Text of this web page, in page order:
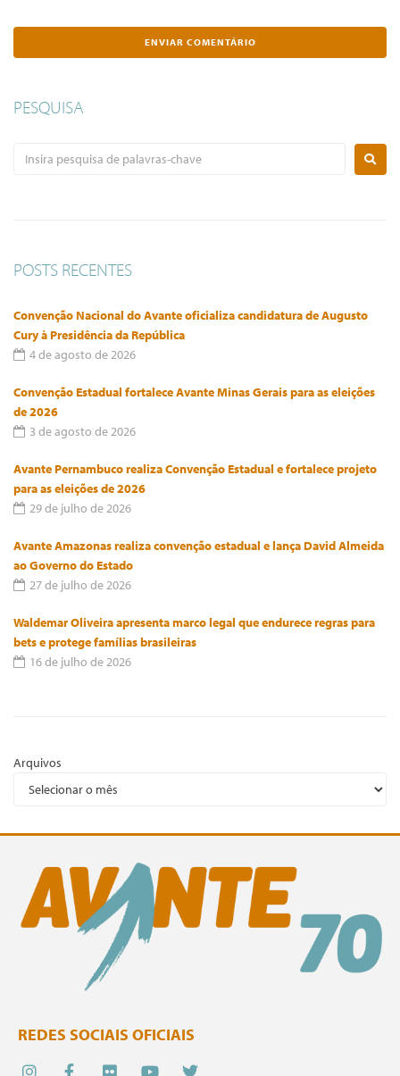
PESQUISA
POSTS RECENTES
Convenção Nacional do Avante oficializa candidatura de Augusto
Cury à Presidência da República
4 de agosto de 2026
Convenção Estadual fortalece Avante Minas Gerais para as eleições
de 2026
3 de agosto de 2026
Avante Pernambuco realiza Convenção Estadual e fortalece projeto
para as eleições de 2026
29 de julho de 2026
Avante Amazonas realiza convenção estadual e lança David Almeida
ao Governo do Estado
27 de julho de 2026
Waldemar Oliveira apresenta marco legal que endurece regras para
bets e protege famílias brasileiras
16 de julho de 2026
Arquivos
REDES SOCIAIS OFICIAIS